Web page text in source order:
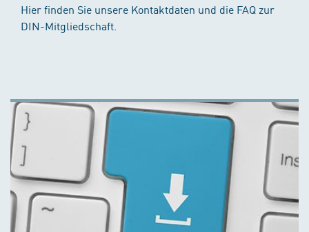
Hier finden Sie unsere Kontaktdaten und die FAQ zur
DIN-Mitgliedschaft.